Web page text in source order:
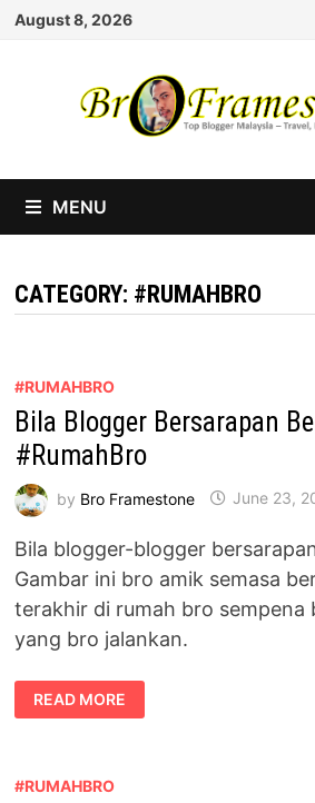
Skip
August 8, 2026
MENU
CATEGORY: #RUMAHBRO
#RUMAHBRO
Bila Blogger Bersarapan
#RumahBro
by Bro Framestone June 23,
Bila blogger-blogger
Gambar ini bro amik semasa
terakhir di rumah bro sempena
yang bro jalankan.
BILA
BLOGGER
BERSARAPAN
READ MORE
#RUMAHBRO